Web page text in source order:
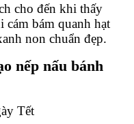
cho đến khi thấy
bám quanh hạt
non chuẩn đẹp.
nếp nấu bánh